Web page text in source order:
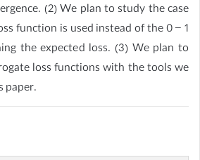
(2) We plan to study the case
function is used instead of the 0 − 1
the expected loss. (3) We plan to
loss functions with the tools we
paper.